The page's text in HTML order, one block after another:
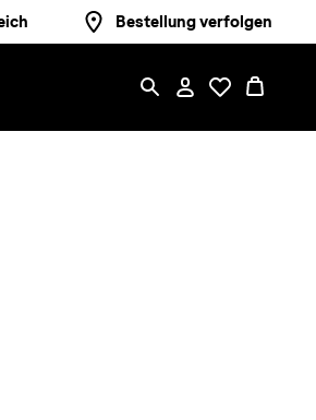
Bestellung verfolgen